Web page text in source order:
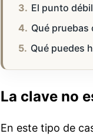
El punto
Qué pruebas
Qué puedes
La clave no
En este tipo de